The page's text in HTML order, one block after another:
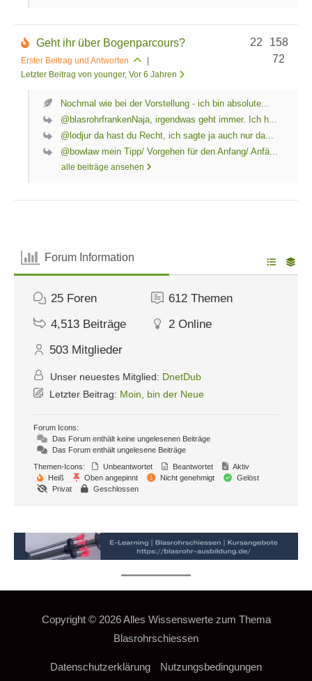
Geht ihr über Bogenparcours?
Erster Beitrag und Antworten
|
Letzter Beitrag von younger, Vor 6 Jahren
158
72
22
Nochmal wie bei der Vorstellung - ich bin absolute...
@blasrohrfrankenNaja, irgendwas geht immer. Ich h...
@lodjur da hast du Recht, ich sagte ja auch nur da...
@bowlaw mein Tipp/ Vorgehen für den Anfang/ Anfä...
alle beiträge ansehen
Forum Information
25 Foren 612 Themen
4,513 Beiträge 2 Online
503 Mitglieder
Unser neuestes Mitglied: DnetDub
Letzter Beitrag: Moin, bin der Neue
Forum Icons:
Das Forum enthält keine ungelesenen Beiträge
Das Forum enthält ungelesene Beiträge
Themen-Icons:
Unbeantwortet Beantwortet
Aktiv
Heiß
Oben angepinnt Nicht genehmigt
Gelöst
Privat
Geschlossen
Copyright © 2026Alles Wissenswerte zum Thema
Blasrohrschiessen
Datenschutzerklärung
Nutzungsbedingungen